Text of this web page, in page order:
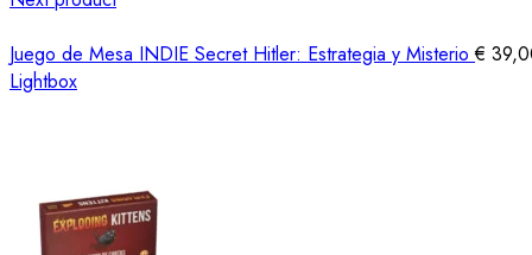
Juego de Mesa INDIE Secret Hitler: Estrategia y Misterio€
Lightbox